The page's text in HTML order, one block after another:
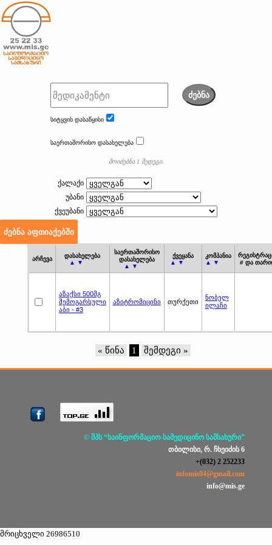
ძებნა
სიტყვის დასაწყისი
საერთაშორისო დასახელება
მოიძებნა 1 შედეგი.
ქალაქი
უბანი
ქვეუბანი
არჩევა
დასახელება
▲ ▼
საერთაშორისო
დასახელება
▲ ▼
ქვეყანა
▲ ▼
კომპანია
▲ ▼
# და
აზაქსი 500მგ
შემოგარსული
აბი - #3
აზიტრომიცინი თურქეთი
ნობელ
ილაჩი
« წინა 1 შემდეგი »
© შპს “საინფორმაციო-სამედიცინო სამსახური”
თბილისი, რ. ჩხეიძის 6
+(032) 2 252233
infomis04@gmail.com
info@mis.ge
მრიცხველი 26986510